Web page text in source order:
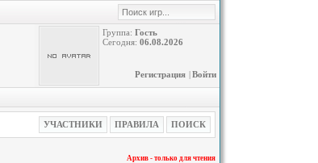
Группа: Гость
Сегодня: 06.08.2026
Войти
|
Регистрация
УЧАСТНИКИ ПРАВИЛА ПОИСК
Архив - только для чтения